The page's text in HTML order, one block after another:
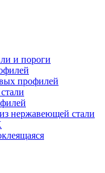
и пороги
профилей
нержавеющей стали